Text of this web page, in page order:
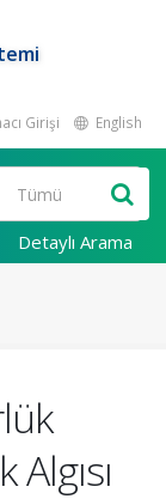
Girişi English
Detaylı Arama